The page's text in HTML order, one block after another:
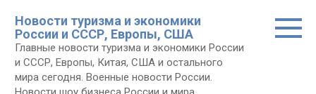
контенту
Новости туризма и экономики
России и СССР, Европы, США
Главные новости туризма и экономики России
и СССР, Европы, Китая, США и остального
мира сегодня. Военные новости России.